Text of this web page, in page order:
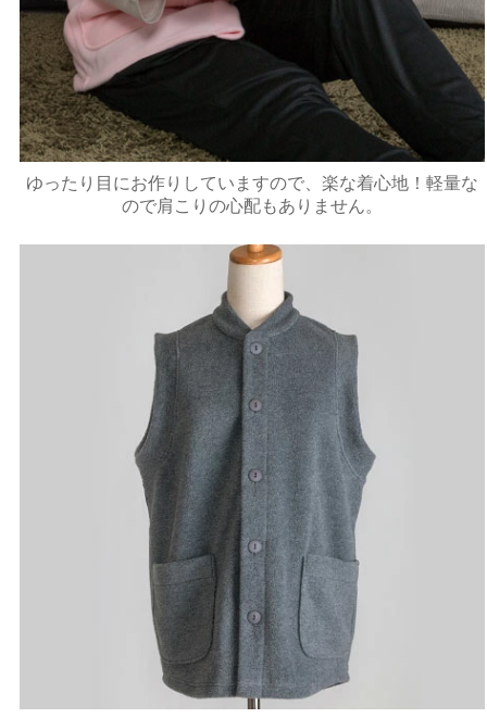
ゆったり目にお作りしていますので、楽な着心地！軽量な
ので肩こりの心配もありません。